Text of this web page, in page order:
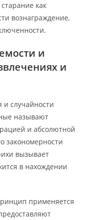
как
вознаграждение,
и
и
и случайности
называют
и абсолютной
закономерности
вызывает
в нахождении
применяется